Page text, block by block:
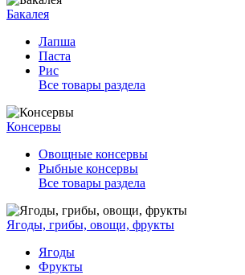
Бакалея
Лапша
Паста
Рис
Все товары раздела
Консервы
Овощные консервы
Рыбные консервы
Все товары раздела
Ягоды, грибы, овощи, фрукты
Ягоды
Фрукты